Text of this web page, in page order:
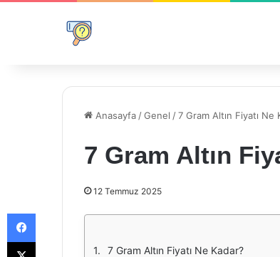
Anasayfa /Genel /7 Gram Altın Fiyatı Ne
7 Gram Altın
12 Temmuz 2025
7 Gram Altın Fiyatı Ne Kadar?
Facebook
X